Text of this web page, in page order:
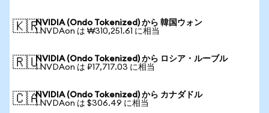
🇰🇷NVIDIA (Ondo Tokenized) から 韓国ウォン
1 NVDAon は ₩310,251.61 に相当
🇷🇺NVIDIA (Ondo Tokenized) から ロシア・ルーブル
1 NVDAon は ₽17,717.03 に相当
🇨🇦NVIDIA (Ondo Tokenized) から カナダドル
1 NVDAon は $306.49 に相当